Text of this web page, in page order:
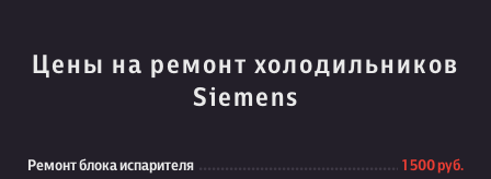
Цены на ремонт холодильников
Siemens
Ремонт блока испарителя 1 500 руб.